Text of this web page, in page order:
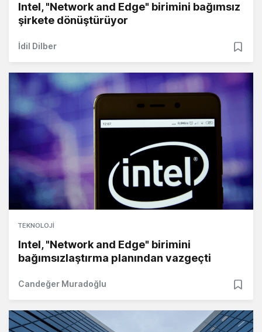
Intel, "Network and Edge" birimini bağımsız
şirkete dönüştürüyor
İdil Dilber
TEKNOLOJI
Intel, "Network and Edge" birimini
bağımsızlaştırma planından vazgeçti
Candeğer Muradoğlu